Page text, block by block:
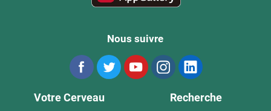
Nous suivre
Votre Cerveau Recherche